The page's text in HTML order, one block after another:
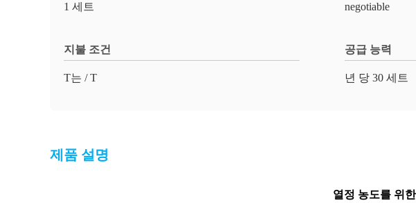
1 세트 negotiable
지불 조건
T는 / T
공급 능력
년 당 30 세트
제품 설명
열정 농도를 위